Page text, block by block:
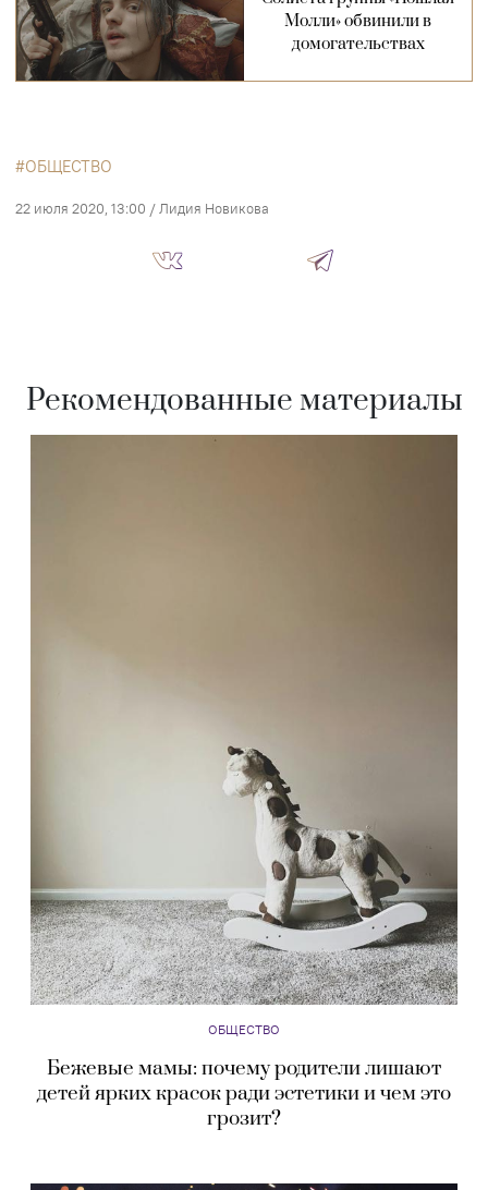
Молли» обвинили в
домогательствах
ОБЩЕСТВО
22 июля 2020, 13:00 / Лидия Новикова
Рекомендованные материалы
ОБЩЕСТВО
Бежевые мамы: почему родители лишают
детей ярких красок ради эстетики и чем это
грозит?